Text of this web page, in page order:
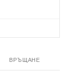
ВРЪЩАНЕ